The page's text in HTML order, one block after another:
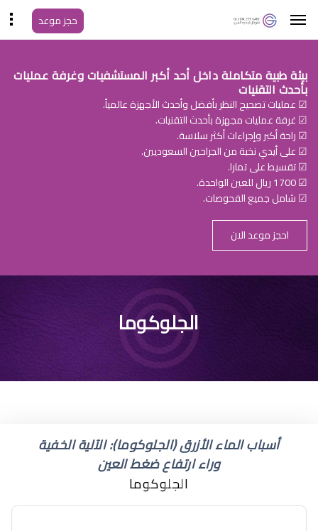
حجز موعد
بيئة طبية متكاملة داخل أحد أكبر المستشفيات وغرفة عمليات
بأحدث التقنيات
☑ عمليات تصحيح النظر بأفضل وأحدث الأجهزة عالمياً.
☑ غرفة عمليات مجهزة بأحدث التقنيات.
☑ راحة أكبر وإجراءات أكثر سلاسة.
☑ على أيدي نخبة من الجراحين السعوديين.
☑ تقسيط على تمارا.
☑ 1700 ريال للعين الواحدة.
☑ شامل جميع الفحوصات.
احجز موعد الان
ما اسم الماء الزرقاء في
العين
الجلوكوما
أسباب الماء الأزرق (الجلوكوما): الآلية الخفية
وراء ارتفاع ضغط العين
الجلوكوما